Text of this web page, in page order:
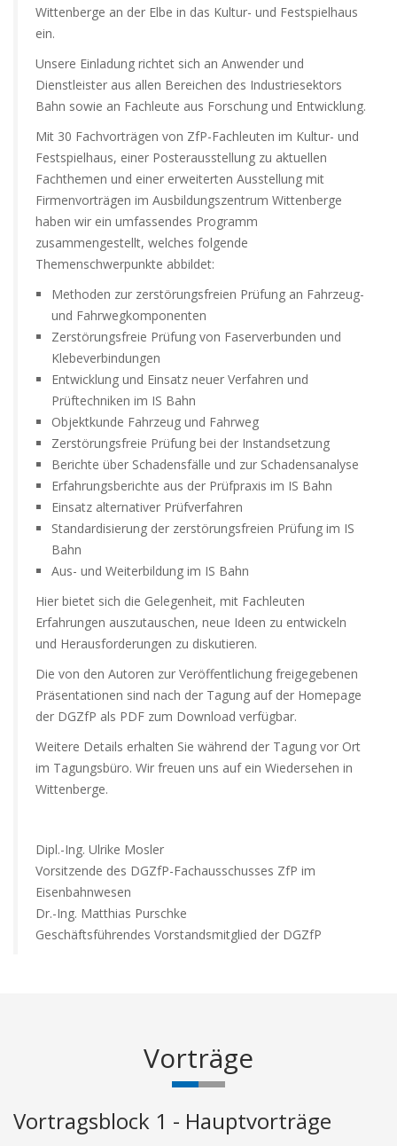
Wittenberge an der Elbe in das Kultur- und Festspielhaus
ein.
Unsere Einladung richtet sich an Anwender und
Dienstleister aus allen Bereichen des Industriesektors
Bahn sowie an Fachleute aus Forschung und Entwicklung.
Mit 30 Fachvorträgen von ZfP-Fachleuten im Kultur- und
Festspielhaus, einer Posterausstellung zu aktuellen
Fachthemen und einer erweiterten Ausstellung mit
Firmenvorträgen im Ausbildungszentrum Wittenberge
haben wir ein umfassendes Programm
zusammengestellt, welches folgende
Themenschwerpunkte abbildet:
Methoden zur zerstörungsfreien Prüfung an Fahrzeug-
und Fahrwegkomponenten
Zerstörungsfreie Prüfung von Faserverbunden und
Klebeverbindungen
Entwicklung und Einsatz neuer Verfahren und
Prüftechniken im IS Bahn
Objektkunde Fahrzeug und Fahrweg
Zerstörungsfreie Prüfung bei der Instandsetzung
Berichte über Schadensfälle und zur Schadensanalyse
Erfahrungsberichte aus der Prüfpraxis im IS Bahn
Einsatz alternativer Prüfverfahren
Standardisierung der zerstörungsfreien Prüfung im IS
Bahn
Aus- und Weiterbildung im IS Bahn
Hier bietet sich die Gelegenheit, mit Fachleuten
Erfahrungen auszutauschen, neue Ideen zu entwickeln
und Herausforderungen zu diskutieren.
Die von den Autoren zur Veröffentlichung freigegebenen
Präsentationen sind nach der Tagung auf der Homepage
der DGZfP als PDF zum Download verfügbar.
Weitere Details erhalten Sie während der Tagung vor Ort
im Tagungsbüro. Wir freuen uns auf ein Wiedersehen in
Wittenberge.
Dipl.-Ing. Ulrike Mosler
Vorsitzende des DGZfP-Fachausschusses ZfP im
Eisenbahnwesen
Dr.-Ing. Matthias Purschke
Geschäftsführendes Vorstandsmitglied der DGZfP
Vorträge
Vortragsblock 1 - Hauptvorträge